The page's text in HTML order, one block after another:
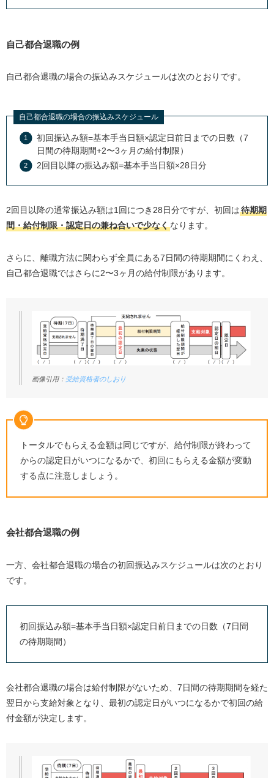
失業保険給付額の計算方法とシミュレーション
月給20万円・一般離職者の例
自己都合退職の場合はいくらもらえる？
一年未満で退職しても失業保険はもらえる？
最終月の振込みは少なくなる？
自己都合退職の例
自己都合退職の場合の振込みスケジュールは次のとおりです。
自己都合退職の場合の振込みスケジュール
初回振込み額=基本手当日額×認定日前日までの日数（7
日間の待期期間+2〜3ヶ月の給付制限）
2回目以降の振込み額=基本手当日額×28日分
2回目以降の通常振込み額は1回につき28日分ですが、初回は待期期
間・給付制限・認定日の兼ね合いで少なくなります。
さらに、離職方法に関わらず全員にある7日間の待期期間にくわえ、
自己都合退職ではさらに2〜3ヶ月の給付制限があります。
画像引用： 受給資格者のしおり
トータルでもらえる金額は同じですが、給付制限が終わって
からの認定日がいつになるかで、初回にもらえる金額が変動
する点に注意しましょう。
会社都合退職の例
一方、会社都合退職の場合の初回振込みスケジュールは次のとおり
です。
初回振込み額=基本手当日額×認定日前日までの日数（7日間
の待期期間）
会社都合退職の場合は給付制限がないため、7日間の待期期間を経た
翌日から支給対象となり、最初の認定日がいつになるかで初回の給
付金額が決定します。